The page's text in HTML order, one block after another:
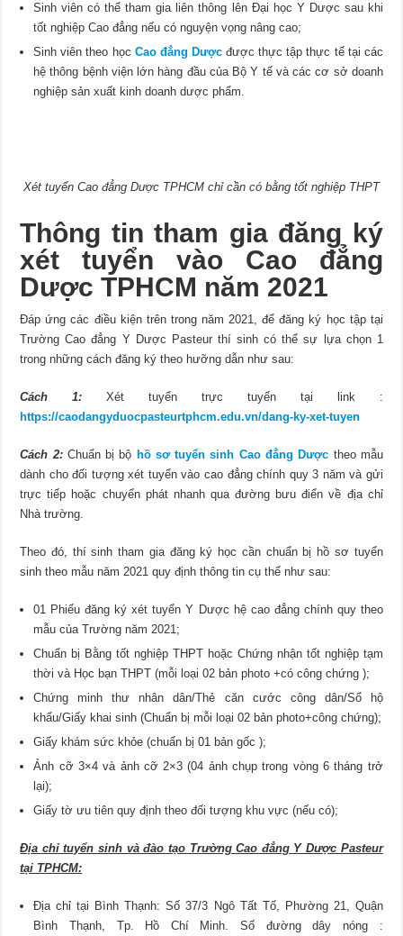
Sinh viên có thể tham gia liên thông lên Đại học Y Dược sau khi
tốt nghiệp Cao đẳng nếu có nguyện vọng nâng cao;
Sinh viên theo học Cao đẳng Dượcđược thực tập thực tế tại các
hệ thông bệnh viện lớn hàng đầu của Bộ Y tế và các cơ sở doanh
nghiệp sản xuất kinh doanh dược phẩm.
Xét tuyển Cao đẳng Dược TPHCM chỉ cần có bằng tốt nghiệp THPT
Thông tin tham gia đăng ký
xét tuyển vào Cao đẳng
Dược TPHCM năm 2021
Đáp ứng các điều kiện trên trong năm 2021, để đăng ký học tập tại
Trường Cao đẳng Y Dược Pasteur thí sinh có thể sự lựa chọn 1
trong những cách đăng ký theo hưỡng dẫn như sau:
Cách 1: Xét tuyển trực tuyến tại link :
https://caodangyduocpasteurtphcm.edu.vn/dang-ky-xet-tuyen
Cách 2:Chuẩn bị bộ hồ sơ tuyển sinh Cao đẳng Dược theo mẫu
dành cho đối tượng xét tuyển vào cao đẳng chính quy 3 năm và gửi
trực tiếp hoặc chuyển phát nhanh qua đường bưu điển về địa chỉ
Nhà trường.
Theo đó, thí sinh tham gia đăng ký học cần chuẩn bị hồ sơ tuyển
sinh theo mẫu năm 2021 quy định thông tin cụ thể như sau:
01 Phiếu đăng ký xét tuyển Y Dược hệ cao đẳng chính quy theo
mẫu của Trường năm 2021;
Chuẩn bị Bằng tốt nghiệp THPT hoặc Chứng nhận tốt nghiệp tạm
thời và Học bạn THPT (mỗi loại 02 bản photo +có công chứng );
Chứng minh thư nhân dân/Thẻ căn cước công dân/Sổ hộ
khẩu/Giấy khai sinh (Chuẩn bị mỗi loại 02 bản photo+công chứng);
Giấy khám sức khỏe (chuẩn bị 01 bản gốc );
Ảnh cỡ 3×4 và ảnh cỡ 2×3 (04 ảnh chụp trong vòng 6 tháng trở
lại);
Giấy tờ ưu tiên quy định theo đối tượng khu vực (nếu có);
Địa chỉ tuyển sinh và đào tạo Trường Cao đẳng Y Dược Pasteur
tại TPHCM:
Địa chỉ tại Bình Thạnh: Số 37/3 Ngô Tất Tố, Phường 21, Quận
Bình Thạnh, Tp. Hồ Chí Minh. Số đường dây nóng :